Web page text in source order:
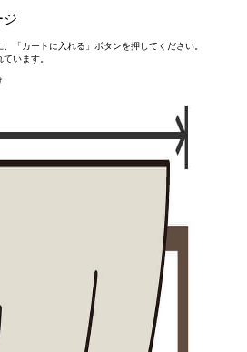
ジ
「カートに入れる」ボタンを押してください。
います。